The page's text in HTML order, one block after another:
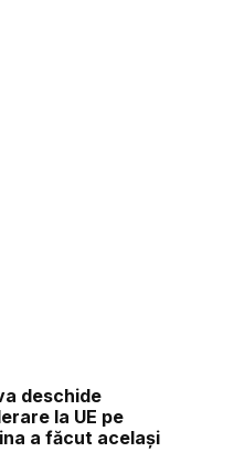
deschide
la UE pe
a făcut același